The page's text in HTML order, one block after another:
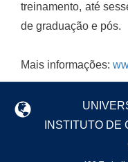
treinamento, até
de graduação e pós.
Mais informações:
INSTITUTO DE